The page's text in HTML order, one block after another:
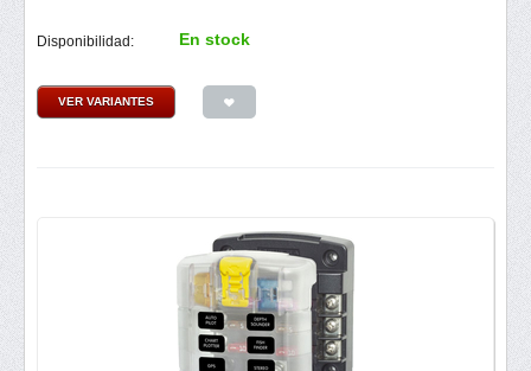
Disponibilidad: En stock
VER VARIANTES